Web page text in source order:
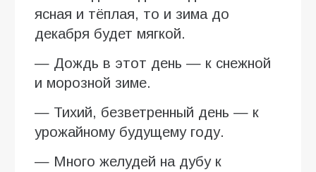
ясная и тёплая, то и зима до
декабря будет мягкой.
— Дождь в этот день — к снежной
и морозной зиме.
— Тихий, безветренный день — к
урожайному будущему году.
— Много желудей на дубу к